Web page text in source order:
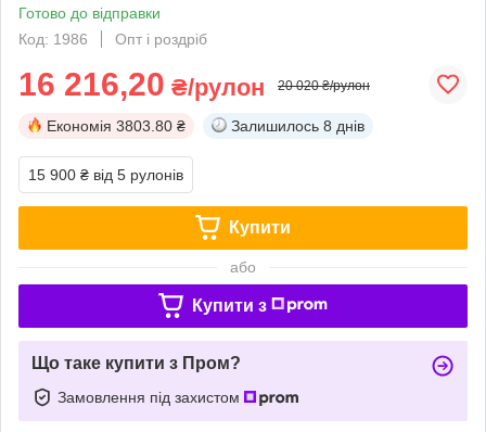
Готово до відправки
Код: 1986
Опт і роздріб
16 216,20 ₴/рулон 20 020 ₴/рулон
Економія 3803.80 ₴ Залишилось 8 днів
15 900 ₴ від 5 рулонів
Купити
або
Купити з
Що таке купити з Пром?
Замовлення під захистом